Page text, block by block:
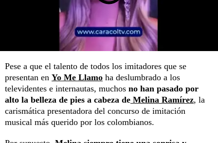
Pese a que el talento de todos los imitadores que se
presentan en Yo Me Llamo ha deslumbrado a los
televidentes e internautas, muchos no han pasado por
alto la belleza de pies a cabeza de Melina Ramírez, la
carismática presentadora del concurso de imitación
musical más querido por los colombianos.